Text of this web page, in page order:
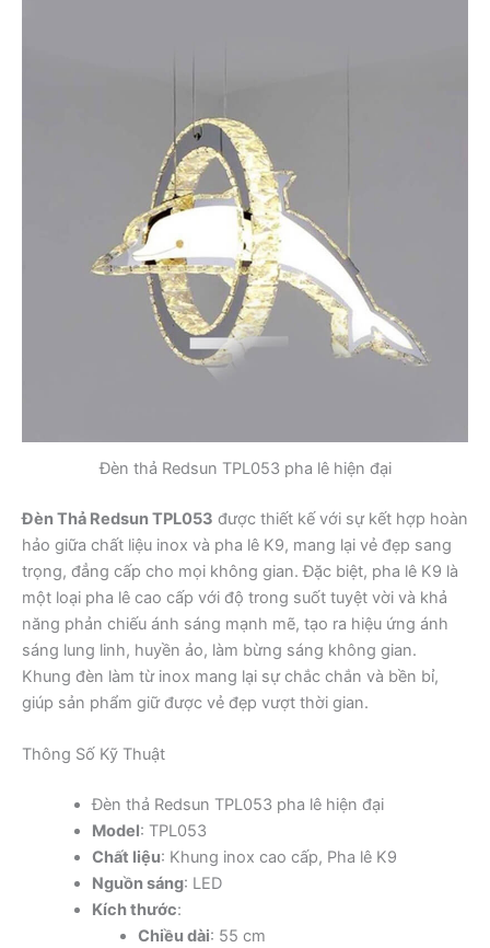
Đèn thả Redsun TPL053 pha lê hiện đại
Đèn Thả Redsun TPL053 được thiết kế với sự kết hợp hoàn
hảo giữa chất liệu inox và pha lê K9, mang lại vẻ đẹp sang
trọng, đẳng cấp cho mọi không gian. Đặc biệt, pha lê K9 là
một loại pha lê cao cấp với độ trong suốt tuyệt vời và khả
năng phản chiếu ánh sáng mạnh mẽ, tạo ra hiệu ứng ánh
sáng lung linh, huyền ảo, làm bừng sáng không gian.
Khung đèn làm từ inox mang lại sự chắc chắn và bền bỉ,
giúp sản phẩm giữ được vẻ đẹp vượt thời gian.
Thông Số Kỹ Thuật
Đèn thả Redsun TPL053 pha lê hiện đại
Model: TPL053
Chất liệu: Khung inox cao cấp, Pha lê K9
Nguồn sáng: LED
Kích thước:
Chiều dài: 55 cm